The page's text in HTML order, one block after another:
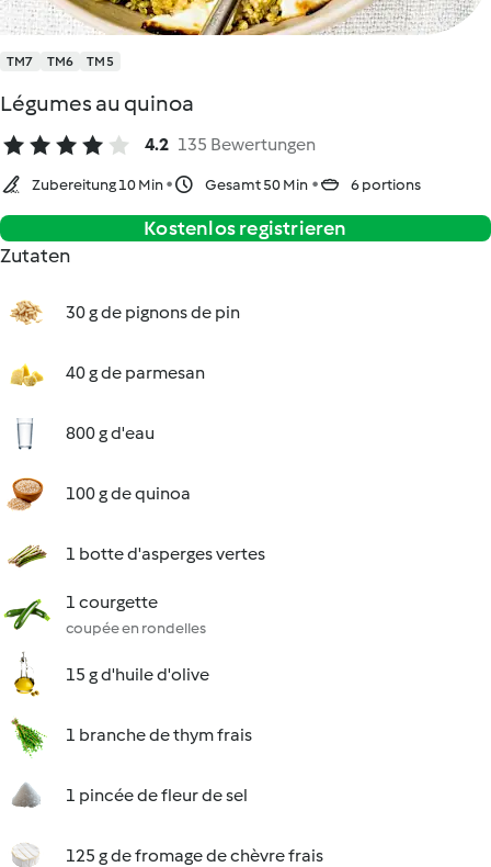
TM7 TM6 TM5
Légumes au quinoa
4.2 135 Bewertungen
Zubereitung 10 Min Gesamt 50 Min 6 portions
Kostenlos registrieren
Zutaten
30 g de pignons de pin
40 g de parmesan
800 g d'eau
100 g de quinoa
1 botte d'asperges vertes
1 courgette
coupée en rondelles
15 g d'huile d'olive
1 branche de thym frais
1 pincée de fleur de sel
125 g de fromage de chèvre frais